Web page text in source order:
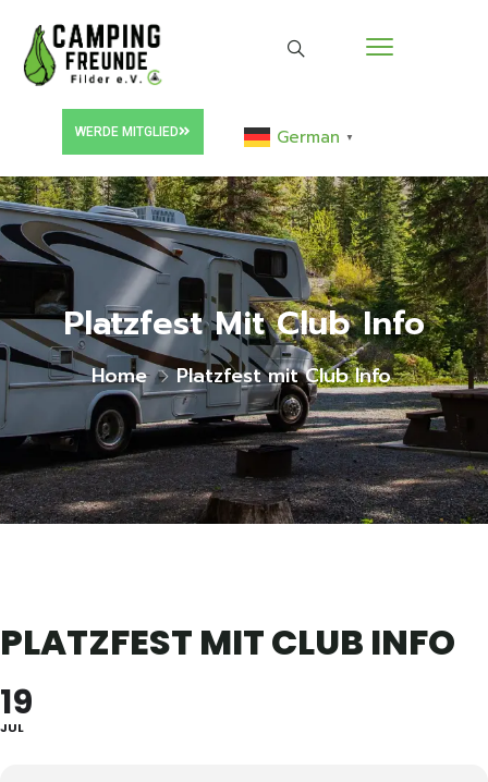
WERDE MITGLIED German ▼
Platzfest Mit Club Info
Home Platzfest mit Club Info
PLATZFEST MIT CLUB INFO
19
JUL